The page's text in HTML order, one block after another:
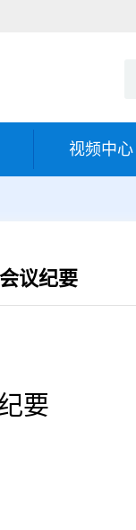
视频中心
议纪要
要